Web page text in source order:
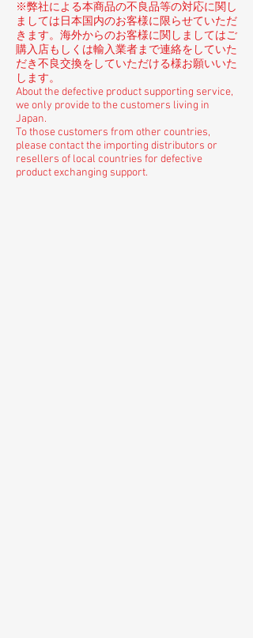
※弊社による本商品の不良品等の対応に関し
ましては日本国内のお客様に限らせていただ
きます。海外からのお客様に関しましてはご
購入店もしくは輸入業者まで連絡をしていた
だき不良交換をしていただける様お願いいた
します。
About the defective product supporting service,
we only provide to the customers living in
Japan.
To those customers from other countries,
please contact the importing distributors or
resellers of local countries for defective
product exchanging support.